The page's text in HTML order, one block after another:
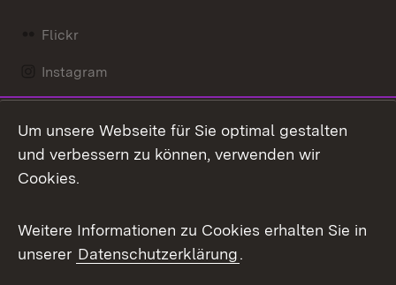
Flickr
Instagram
Mastodon
Messenger
Social Wall
X / Twitter
Um unsere Webseite für Sie optimal gestalten
und verbessern zu können, verwenden wir
Cookies.
Weitere Informationen zu Cookies erhalten Sie in
unserer Datenschutzerklärung.